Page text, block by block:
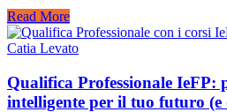
Read More
Catia Levato
Qualifica Professionale IeFP:
intelligente per il tuo futuro